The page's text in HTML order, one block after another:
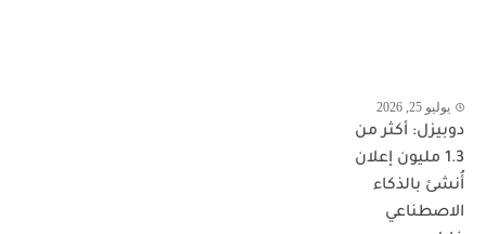
يوليو 25, 2026
دوبيزل: أكثر من
1.3 مليون إعلان
أُنشئ بالذكاء
الاصطناعي